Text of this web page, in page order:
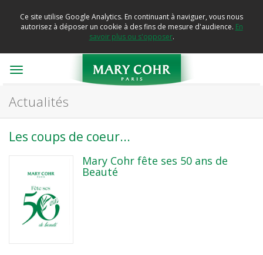
Ce site utilise Google Analytics. En continuant à naviguer, vous nous
autorisez à déposer un cookie à des fins de mesure d'audience. En
savoir plus ou s'opposer.
Toggle
Actualités
Les coups de coeur...
Mary Cohr fête ses 50 ans de
Beauté